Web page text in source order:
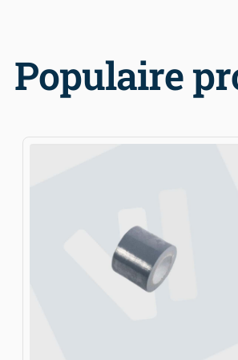
Populaire